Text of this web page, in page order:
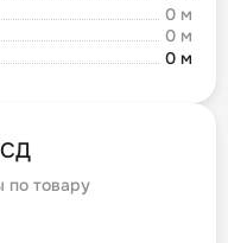
0 м
0 м
0 м
по товару